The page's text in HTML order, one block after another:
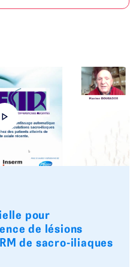
pour
de lésions
de sacro-iliaques